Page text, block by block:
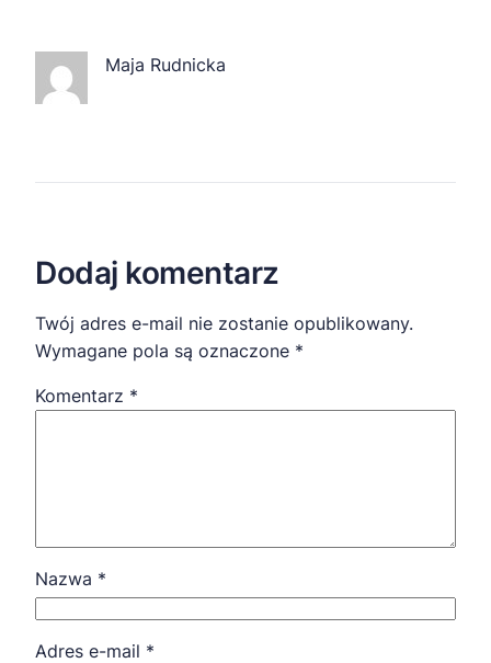
Maja Rudnicka
Dodaj komentarz
Twój adres e-mail nie zostanie opublikowany.
Wymagane pola są oznaczone *
Komentarz *
Nazwa *
Adres e-mail *